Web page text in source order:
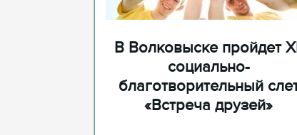
В Волковыске пройдет
социально-
благотворительный
«Встреча друзей»